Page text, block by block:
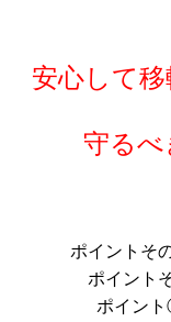
安心して移
守るべ
ポイントそ
ポイント
ポイン